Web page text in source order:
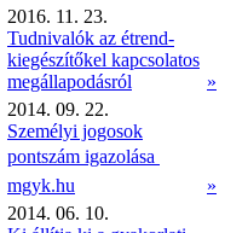
2016. 11. 23.
Tudnivalók az étrend-
kiegészítőkel kapcsolatos
megállapodásról
»
2014. 09. 22.
Személyi jogosok
pontszám igazolása 
mgyk.hu
»
2014. 06. 10.